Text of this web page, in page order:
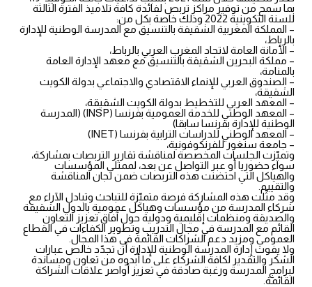
بما سمح من توفير مراكز تربص لفائدة كافة تلاميذ الفترة الثالثة
للسنة التكوينية 2022 وذلك خاصة بكل من:
– المملكة المغربية الشقيقة بالتنسيق مع المدرسة الوطنية للإدارة
بالرباط،
– الأمانة العامة لاتحاد المغرب العربي بالرباط،
– مملكة البحرين الشقيقة بالتنسيق مع معهد الإدارة العامة
بالمنامة،
– الصندوق العربي للإنماء الاقتصادي والاجتماعي بدولة الكويت
الشقيقة،
– المعهد العربي للتخطيط بدولة الكويت الشقيقة،
– المعهد الوطني للخدمة العمومية بفرنسا (INSP) (المدرسة
الوطنية للإدارة بفرنسا سابقا)
– المعهد الوطني للدراسات الترابية بفرنسا (INET)
– جامعة سنغور للفرنكوفونية،
وتميّزت الجلسات المخصصة لمناقشة تقارير التربصات بمشاركة،
سواء حضوريا أو عبر التواصل عن بعد، لممثلي المؤسسات
والهياكل التي احتضنت هذه التربصات ضمن لجان المناقشة
والتقييم.
وقد مثّلت هذه المشاركة فرصة متميّزة للتباحث وتبادل الآراء مع
شركاء المدرسة من مؤسسات وهياكل عمومية بالدول الشقيقة
والصديقة ومنظمات إقليمية ودولية حول آفاق تعزيز التعاون
القائم مع المدرسة في مجال التدريب وتطوير الكفاءات في القطاع
العمومي ومزيد دعم الشراكات القائمة في هذا المجال.
ولا يفوت إدارة المدرسة الوطنية للإدارة أن تجدّد خالص عبارات
الشكر والتقدير لكافة الشركاء على ما أبدوه من تعاون ومساندة
لبرامج المدرسة ورغبة صادقة في تعزيز أواصر علاقات الشراكة
القائمة.